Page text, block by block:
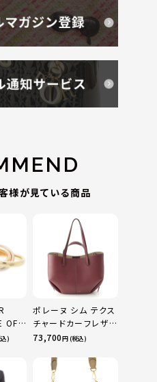
様が見ている商品
OF
輪 マ
)
ポレーヌ シム テクス
チャードカーフレザ
ー トートバッグ ダー
73,700円 (税込)